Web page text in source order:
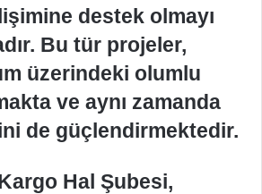
destek olmayı
Bu tür projeler,
üzerindeki olumlu
ve aynı zamanda
de güçlendirmektedir.
Hal Şubesi,